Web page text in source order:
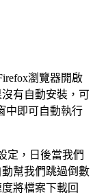
瀏覽器開啟
有自動安裝，可
中即可自動執行
定，日後當我們
幫我們跳過倒數
將檔案下載回